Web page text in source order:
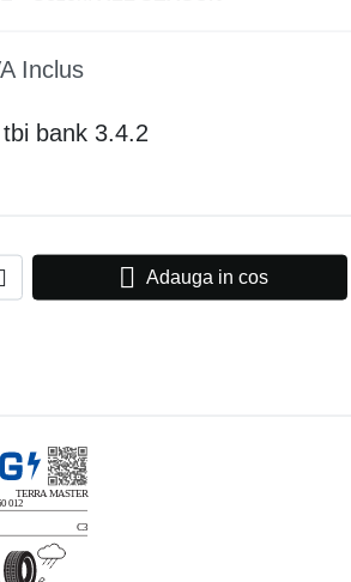
Inclus
 Adauga in cos